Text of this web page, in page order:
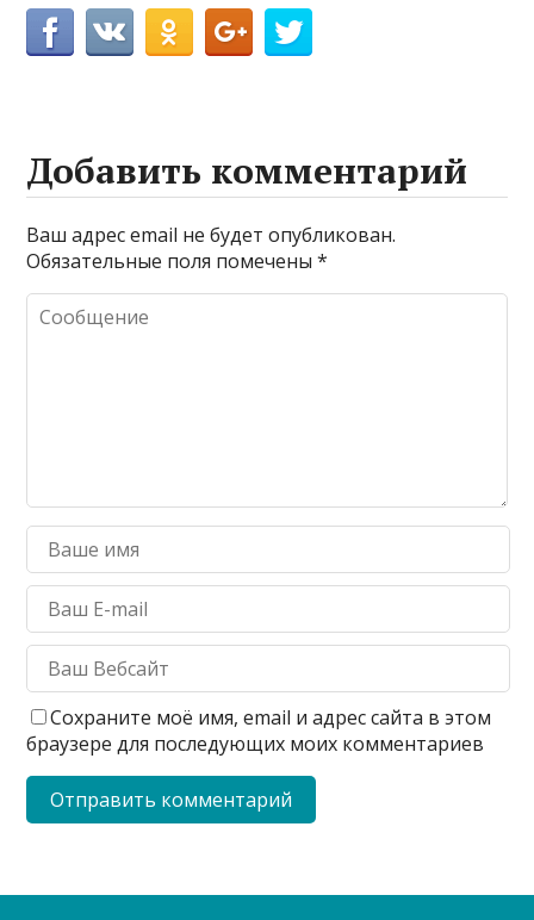
Добавить комментарий
Ваш адрес email не будет опубликован.
Обязательные поля помечены*
Сохраните моё имя, email и адрес сайта в этом
браузере для последующих моих комментариев